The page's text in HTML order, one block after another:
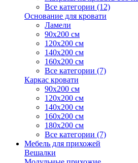
Все категории (12)
Основание для кровати
Ламели
90х200 см
120х200 см
140х200 см
160х200 см
Все категории (7)
Каркас кровати
90х200 см
120х200 см
140х200 см
160х200 см
180х200 см
Все категории (7)
Мебель для прихожей
Вешалки